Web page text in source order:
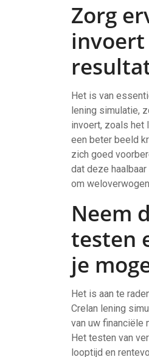
Zorg
Het is van
lening simulatie,
invoert, zoals het
een beter beeld
zich goed
dat deze
om
Neem
testen
je
Het is aan te
Crelan lening
van uw financiële
Het testen van
looptijd en